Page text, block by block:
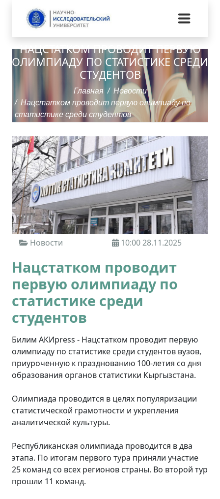
НАЦСТАТКОМ ПРОВОДИТ ПЕРВУЮ
ОЛИМПИАДУ ПО СТАТИСТИКЕ СРЕДИ
СТУДЕНТОВ
Главная
Новости
Нацстатком проводит первую олимпиаду по
статистике среди студентов
Новости 10:00 28.11.2025
Нацстатком проводит
первую олимпиаду по
статистике среди
студентов
Билим АКИpress - Нацстатком проводит первую
олимпиаду по статистике среди студентов вузов,
приуроченную к празднованию 100-летия со дня
образования органов статистики Кыргызстана.
Олимпиада проводится в целях популяризации
статистической грамотности и укрепления
аналитической культуры.
Республиканская олимпиада проводится в два
этапа. По итогам первого тура приняли участие
25 команд со всех регионов страны. Во второй тур
прошли 11 команд.